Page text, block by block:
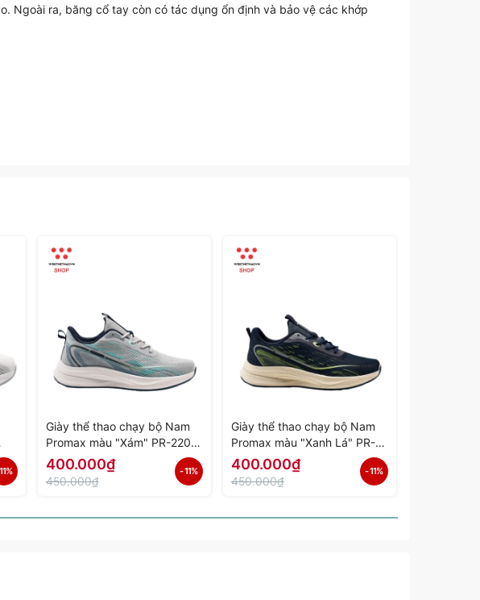
Ngoài ra, băng cổ tay còn có tác dụng ổn định và bảo vệ các khớp
Giày thể thao chạy bộ Nam
Promax màu "Xám" PR-2206-
03 - Hàng Chính Hãng
400.000₫
450.000₫
- 11%
Giày thể thao chạy bộ Nam
Promax màu "Xanh Lá" PR-
2206-02 - Hàng Chính Hãng
400.000₫
450.000₫
- 11%